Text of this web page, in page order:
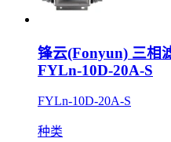
锋云(Fonyun) 三相
FYLn-10D-20A-S
FYLn-10D-20A-S
种类